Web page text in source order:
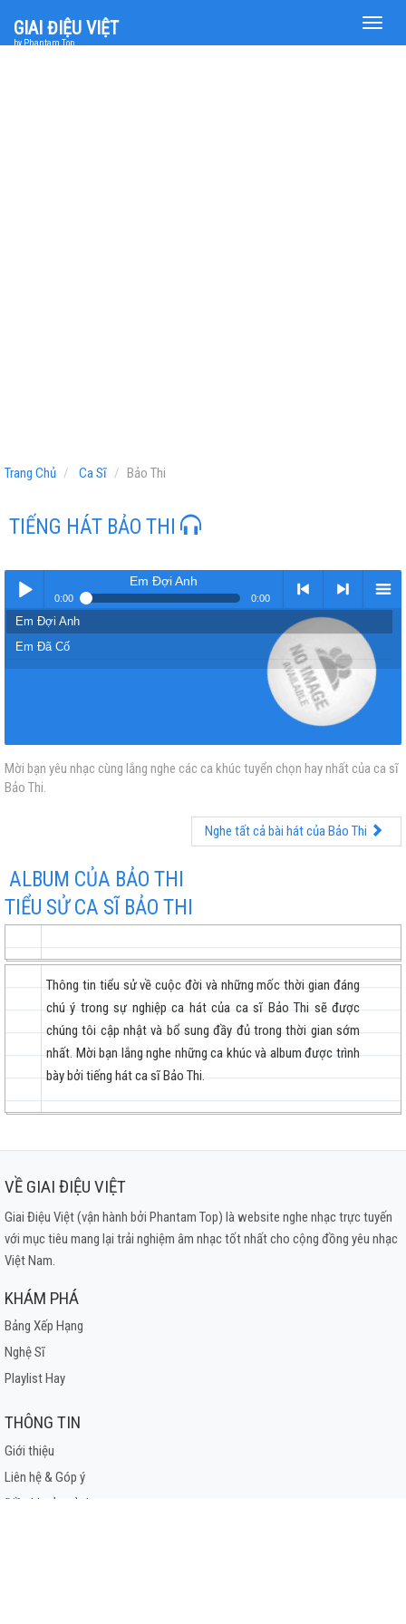
Toggle
GIAI ĐIỆU VIỆT
by Phantam Top
Trang Chủ Ca Sĩ Bảo Thi
TIẾNG HÁT BẢO THI
Play /
pause
Em Đợi Anh
0:00 0:00
<
previous
> nextmenu
Em Đợi Anh
Em Đã Cố
Mời bạn yêu nhạc cùng lắng nghe các ca khúc tuyển chọn hay nhất của ca sĩ
Bảo Thi.
Nghe tất cả bài hát của Bảo Thi
ALBUM CỦA BẢO THI
TIỂU SỬ CA SĨ BẢO THI
Thông tin tiểu sử về cuộc đời và những mốc thời gian đáng
chú ý trong sự nghiệp ca hát của ca sĩ Bảo Thi sẽ được
chúng tôi cập nhật và bổ sung đầy đủ trong thời gian sớm
nhất. Mời bạn lắng nghe những ca khúc và album được trình
bày bởi tiếng hát ca sĩ Bảo Thi.
VỀ GIAI ĐIỆU VIỆT
Giai Điệu Việt (vận hành bởi Phantam Top) là website nghe nhạc trực tuyến
với mục tiêu mang lại trải nghiệm âm nhạc tốt nhất cho cộng đồng yêu nhạc
Việt Nam.
KHÁM PHÁ
Bảng Xếp Hạng
Nghệ Sĩ
Playlist Hay
THÔNG TIN
Giới thiệu
Liên hệ & Góp ý
Điều khoản sử dụng